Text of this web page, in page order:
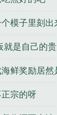
模子里刻出
是自己的贵
鲜奖励居然
宗的呀